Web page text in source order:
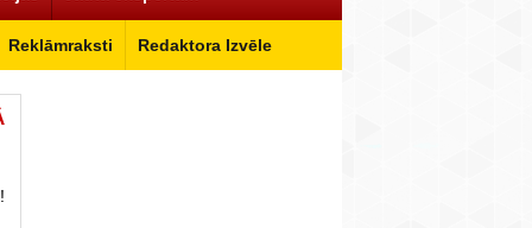
Reklāmraksti Redaktora Izvēle